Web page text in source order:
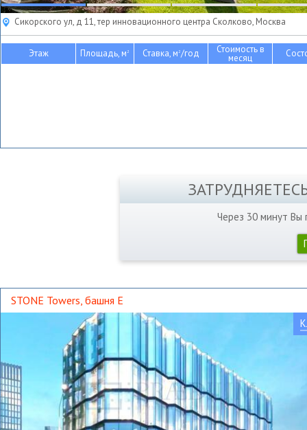
Сикорского ул, д 11, тер инновационного центра Сколково, Москва
Этаж Площадь, м2 Ставка, м2/год Стоимость в
месяц
Через 30 минут Вы
STONE Towers, башня Е